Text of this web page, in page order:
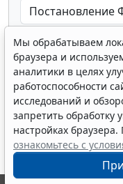
Мы обрабатываем
браузера и
аналитики в целях
работоспособности
исследований и
запретить обработку
настройках браузера.
ознакомьтесь с